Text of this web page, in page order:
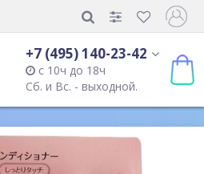
+7 (495) 140-23-42
с 10ч до 18ч
Сб. и Вс. - выходной.